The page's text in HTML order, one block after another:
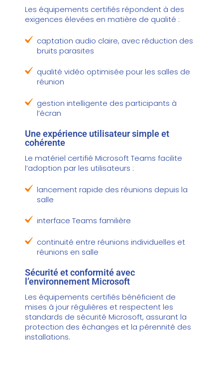
Les équipements certifiés répondent à des
exigences élevées en matière de qualité :
captation audio claire, avec réduction des
bruits parasites
qualité vidéo optimisée pour les salles de
réunion
gestion intelligente des participants à
l’écran
Une expérience utilisateur simple et
cohérente
Le matériel certifié Microsoft Teams facilite
l’adoption par les utilisateurs :
lancement rapide des réunions depuis la
salle
interface Teams familière
continuité entre réunions individuelles et
réunions en salle
Sécurité et conformité avec
l’environnement Microsoft
Les équipements certifiés bénéficient de
mises à jour régulières et respectent les
standards de sécurité Microsoft, assurant la
protection des échanges et la pérennité des
installations.